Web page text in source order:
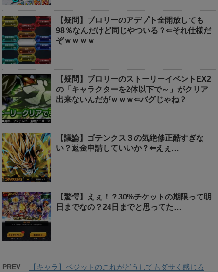
【疑問】ブロリーのアデプト全開放しても
98％なんだけど同じやついる？⇐それ仕様だ
ぞｗｗｗｗ
【疑問】ブロリーのストーリーイベントEX2
の「キャラクターを2体以下で～」がクリア
出来ないんだがｗｗｗ⇐バグじゃね？
【議論】ゴテンクス３の気絶修正酷すぎな
い？返金申請していいか？⇐えぇ…
【驚愕】えぇ！？30%チケットの期限って明
日までなの？24日までと思ってた…
PREV 【キャラ】ベジットのこれがどうしてもダサく感じる